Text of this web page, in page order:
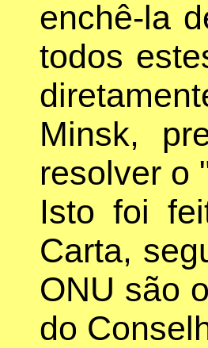
enchê-la
todos
Minsk,
resolver o
Isto foi
Carta,
ONU são
do